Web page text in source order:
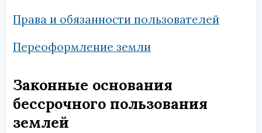
Права и обязанности пользователей
Переоформление земли
Законные основания
бессрочного пользования
землей